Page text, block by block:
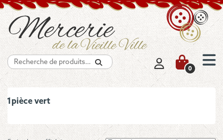
Recherche
0
1pièce vert